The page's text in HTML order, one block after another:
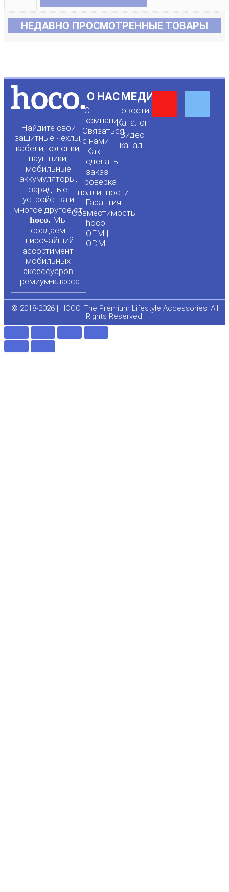
НЕДАВНО ПРОСМОТРЕННЫЕ ТОВАРЫ
Найдите свои
защитные чехлы,
кабели, колонки,
наушники,
мобильные
аккумуляторы,
зарядные
устройства и
многое другое от
hoco. Мы
создаем
широчайший
ассортимент
мобильных
аксессуаров
премиум-класса.
О НАС
О
компании
Связаться
с нами
Как
сделать
заказ
Проверка
подлинности
Гарантия
Совместимость
hoco.
OEM |
ODM
МЕДИА
Новости
Каталог
Видео
канал
-
f
© 2018-2026 | HOCO. The Premium Lifestyle Accessories. All
Rights Reserved.